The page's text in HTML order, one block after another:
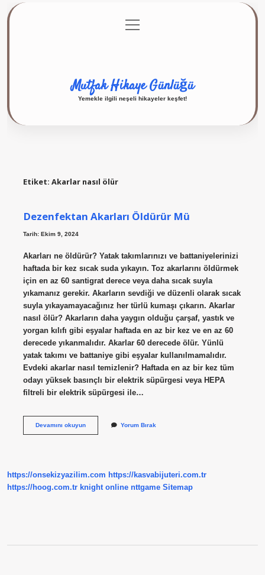
Gizlilik Politikası
menüyü
aç
Mutfak Hikaye Günlüğü
Yemekle ilgili neşeli hikayeler keşfet!
Etiket: Akarlar nasıl ölür
Dezenfektan Akarları Öldürür Mü
Tarih: Ekim 9, 2024
Akarları ne öldürür? Yatak takımlarınızı ve battaniyelerinizi
haftada bir kez sıcak suda yıkayın. Toz akarlarını öldürmek
için en az 60 santigrat derece veya daha sıcak suyla
yıkamanız gerekir. Akarların sevdiği ve düzenli olarak sıcak
suyla yıkayamayacağınız her türlü kumaşı çıkarın. Akarlar
nasıl ölür? Akarların daha yaygın olduğu çarşaf, yastık ve
yorgan kılıfı gibi eşyalar haftada en az bir kez ve en az 60
derecede yıkanmalıdır. Akarlar 60 derecede ölür. Yünlü
yatak takımı ve battaniye gibi eşyalar kullanılmamalıdır.
Evdeki akarlar nasıl temizlenir? Haftada en az bir kez tüm
odayı yüksek basınçlı bir elektrik süpürgesi veya HEPA
filtreli bir elektrik süpürgesi ile…
Devamını okuyunDezenfektan Yorum Bırak
https://onsekizyazilim.com https://kasvabijuteri.com.tr
https://hoog.com.tr knight online nttgame Sitemap